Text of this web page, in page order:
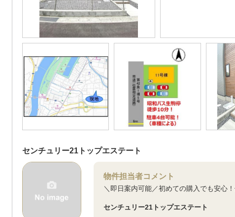
センチュリー21トップエステート
物件担当者コメント
＼即日案内可能／初めての購入でも安心
センチュリー21トップエステート